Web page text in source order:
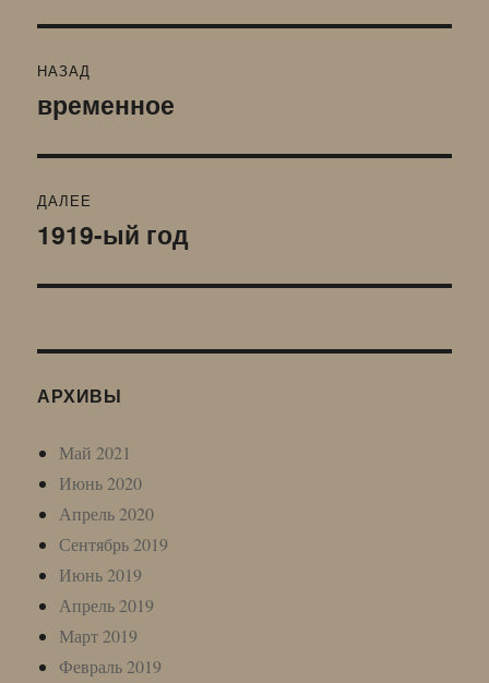
по
НАЗАД
Предыдущая
временное
ДАЛЕЕ
Следующая
1919-ый год
АРХИВЫ
Май 2021
Июнь 2020
Апрель 2020
Сентябрь 2019
Июнь 2019
Апрель 2019
Март 2019
Февраль 2019